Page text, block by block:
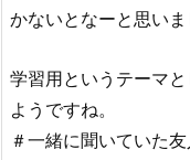
かないとなーと思いま
学習用というテーマ
ようですね。
＃一緒に聞いていた